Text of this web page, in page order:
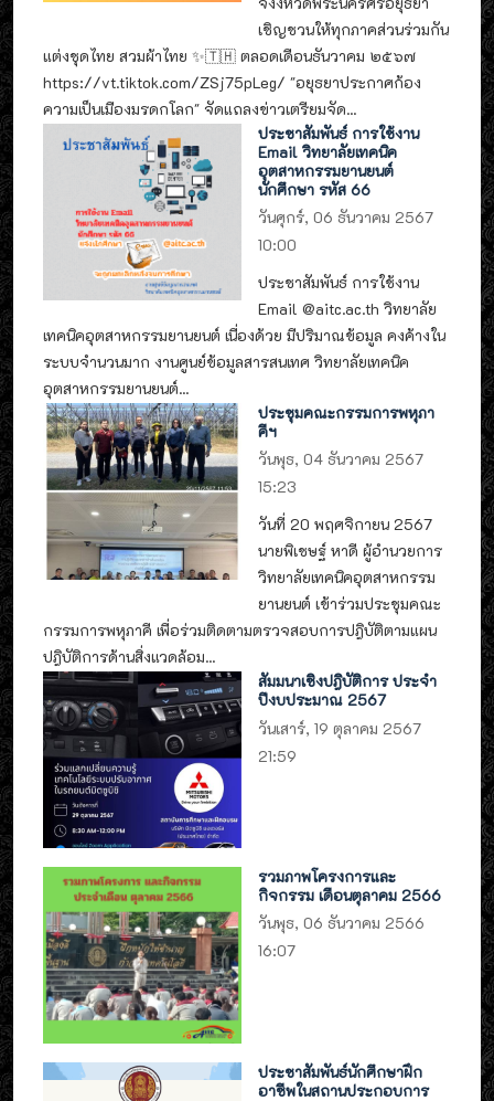
เชิญชวนให้ทุกภาคส่วนร่วมกัน
แต่งชุดไทย สวมผ้าไทย ✨🇹🇭 ตลอดเดือนธันวาคม ๒๕๖๗
https://vt.tiktok.com/ZSj75pLeg/ "อยุธยาประกาศก้อง
ความเป็นเมืองมรดกโลก" จัดแถลงข่าวเตรียมจัด...
ประชาสัมพันธ์ การใช้งาน
Email วิทยาลัยเทคนิค
อุตสาหกรรมยานยนต์
นักศึกษา รหัส 66
วันศุกร์, 06 ธันวาคม 2567
10:00
ประชาสัมพันธ์ การใช้งาน
Email @aitc.ac.th วิทยาลัย
เทคนิคอุตสาหกรรมยานยนต์ เนื่องด้วย มีปริมาณข้อมูล คงค้างใน
ระบบจำนวนมาก งานศูนย์ข้อมูลสารสนเทศ วิทยาลัยเทคนิค
อุตสาหกรรมยานยนต์...
ประชุมคณะกรรมการพหุภา
คีฯ
วันพุธ, 04 ธันวาคม 2567
15:23
วันที่ 20 พฤศจิกายน 2567
นายพิเชษฐ์ หาดี ผู้อำนวยการ
วิทยาลัยเทคนิคอุตสาหกรรม
ยานยนต์ เข้าร่วมประชุมคณะ
กรรมการพหุภาคี เพื่อร่วมติดตามตรวจสอบการปฎิบัติตามแผน
ปฎิบัติการด้านสิ่งแวดล้อม...
สัมมนาเชิงปฎิบัติการ ประจำ
ปีงบประมาณ 2567
วันเสาร์, 19 ตุลาคม 2567
21:59
รวมภาพโครงการและ
กิจกรรม เดือนตุลาคม 2566
วันพุธ, 06 ธันวาคม 2566
16:07
ประชาสัมพันธ์นักศึกษาฝึก
อาชีพในสถานประกอบการ